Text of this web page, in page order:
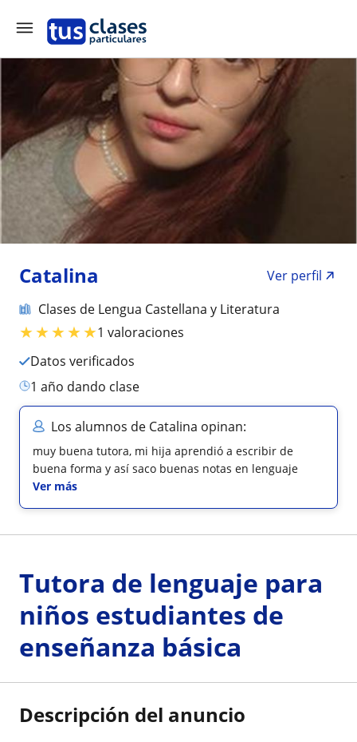
Catalina
Ver perfil
Clases de Lengua Castellana y Literatura
★★★★★1 valoraciones
Datos verificados
1 año dando clase
Los alumnos de Catalina opinan:
muy buena tutora, mi hija aprendió a escribir de
buena forma y así saco buenas notas en lenguaje
Ver más
Tutora de lenguaje para
niños estudiantes de
enseñanza básica
Descripción del anuncio